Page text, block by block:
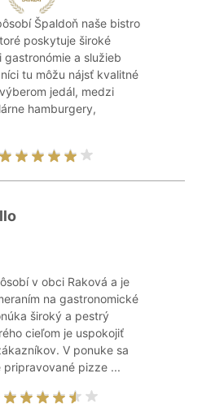
Špaldoň naše bistro
poskytuje široké
gastronómie a služieb
tu môžu nájsť kvalitné
jedál, medzi
hamburgery,
v obci Raková a je
na gastronomické
široký a pestrý
cieľom je uspokojiť
V ponuke sa
pripravované pizze ...